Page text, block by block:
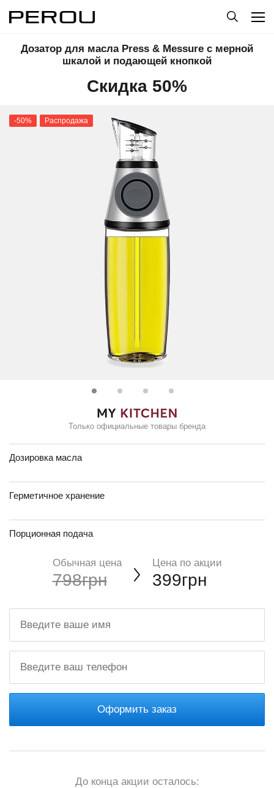
Дозатор для масла Press & Messure с мерной
шкалой и подающей кнопкой
Скидка 50%
-50% Распродажа
Только официальные товары бренда
Дозировка масла
Герметичное хранение
Порционная подача
Обычная цена
798грн
Цена по акции
399грн
Оформить заказ
До конца акции осталось: